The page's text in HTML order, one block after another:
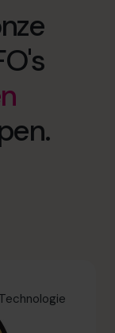
Technologie